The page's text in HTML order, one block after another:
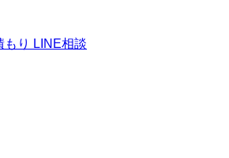
もり LINE相談